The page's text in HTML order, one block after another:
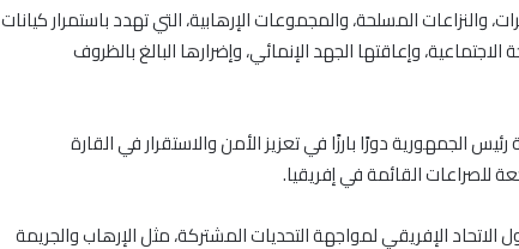
والنزاعات المسلحة، والمجموعات الإرهابية، التي تهدد باستمرار كيانات
وإعاقتها الجهد الإنمائي، وإضرارها البالغ بالظروف
الجمهورية دورًا بارزًا في تعزيز الأمن والاستقرار في القارة
للصراعات القائمة في إفريقيا.
الإفريقي لمواجهة التحديات المشتركة، مثل الإرهاب والجريمة